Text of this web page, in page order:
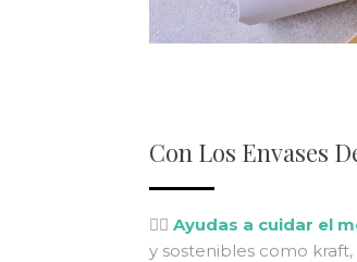
Con Los Envases
👍🏻 Ayudas a cuidar el
y sostenibles como